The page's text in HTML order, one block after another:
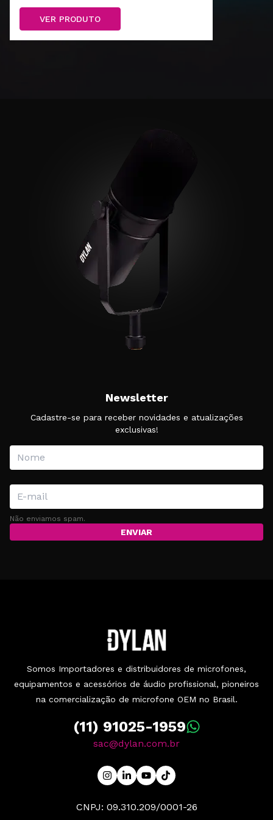
VER PRODUTO
Newsletter
Cadastre-se para receber novidades e atualizações
exclusivas!
Não enviamos spam.
ENVIAR
Somos Importadores e distribuidores de microfones,
equipamentos e acessórios de áudio profissional, pioneiros
na comercialização de microfone OEM no Brasil.
(11) 91025-1959
sac@dylan.com.br
CNPJ: 09.310.209/0001-26